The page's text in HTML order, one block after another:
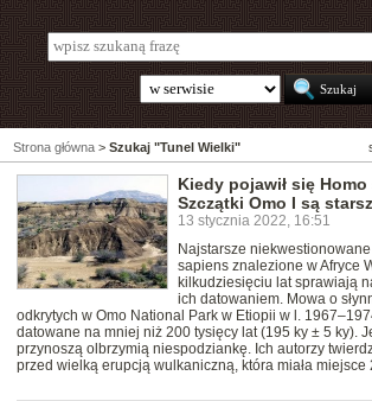
Strona główna > Szukaj "Tunel Wielki"
Kiedy pojawił się
Szczątki Omo I są
13 stycznia 2022, 16:51
Najstarsze
sapiens znalezione w Afryce
kilkudziesięciu lat sprawiają
ich datowaniem. Mowa o
odkrytych w Omo National Park w Etiopii w l.
datowane na mniej niż 200 tysięcy lat (195 ky ± 5 ky).
przynoszą olbrzymią niespodziankę. Ich autorzy
przed wielką erupcją wulkaniczną, która miała miejsce